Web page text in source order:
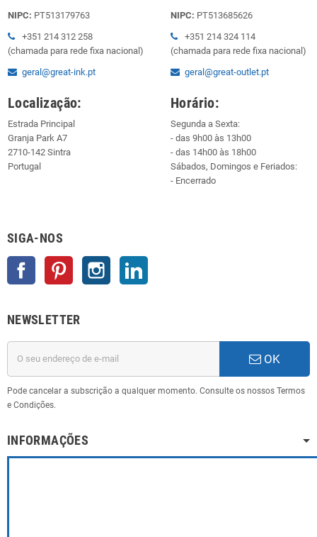
NIPC: PT513179763
+351 214 312 258
(chamada para rede fixa nacional)
geral@great-ink.pt
NIPC: PT513685626
+351 214 324 114
(chamada para rede fixa nacional)
geral@great-outlet.pt
Localização:
Estrada Principal
Granja Park A7
2710-142 Sintra
Portugal
Horário:
Segunda a Sexta:
- das 9h00 às 13h00
- das 14h00 às 18h00
Sábados, Domingos e Feriados:
- Encerrado
SIGA-NOS
Facebook Pinterest Instagram
NEWSLETTER
OK
Pode cancelar a subscrição a qualquer momento. Consulte os nossos Termos
e Condições.
INFORMAÇÕES